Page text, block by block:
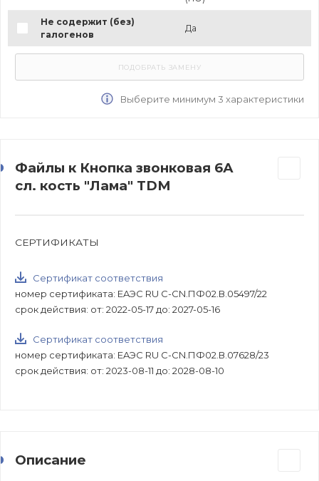
Не содержит (без)
галогенов
Да
Выберите минимум 3 характеристики
Файлы к Кнопка звонковая 6А
сл. кость "Лама" TDM
СЕРТИФИКАТЫ
Сертификат соответствия
номер сертификата: EAЭС RU C-CN.ПФ02.В.05497/22
срок действия: от: 2022-05-17 до: 2027-05-16
Сертификат соответствия
номер сертификата: EAЭС RU C-CN.ПФ02.В.07628/23
срок действия: от: 2023-08-11 до: 2028-08-10
Описание